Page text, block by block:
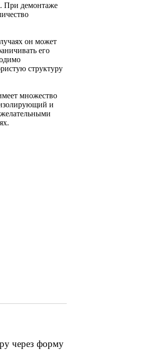
При демонтаже
он может
его
структуру
множество
и
через форму